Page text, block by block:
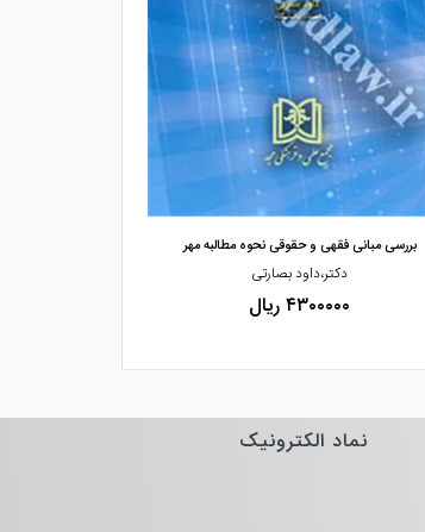
مشاهده و خرید
بررسی مبانی فقهی و حقوقی نحوه مطالبه مهر
دکتر،داود بصارتی
۴۳۰۰۰۰۰ ریال
نماد الکترونیک